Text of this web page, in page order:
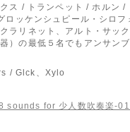
クス / トランペット / ホルン /
ロッケンシュピール・シロフ
ラリネット、アルト・サッ
）の最低５名でもアンサンブ
/ Glck、Xylo
sounds for 少人数吹奏楽-